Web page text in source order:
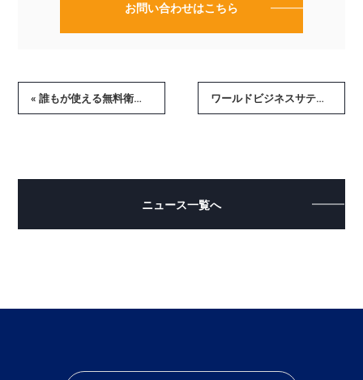
お問い合わせはこちら
« 誰もが使える無料衛星データ解析アプリケーション 『GRASP EARTH』ユーザー数1,000人突破 ワールドビジネスサテライトで『軽石ビューア』が紹介されました »
ニュース一覧へ